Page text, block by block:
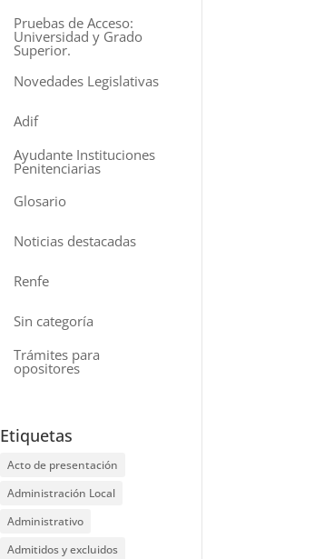
Pruebas de Acceso:
Universidad y Grado
Superior.
Novedades Legislativas
Adif
Ayudante Instituciones
Penitenciarias
Glosario
Noticias destacadas
Renfe
Sin categoría
Trámites para
opositores
Etiquetas
Acto de presentación
Administración Local
Administrativo
Admitidos y excluidos